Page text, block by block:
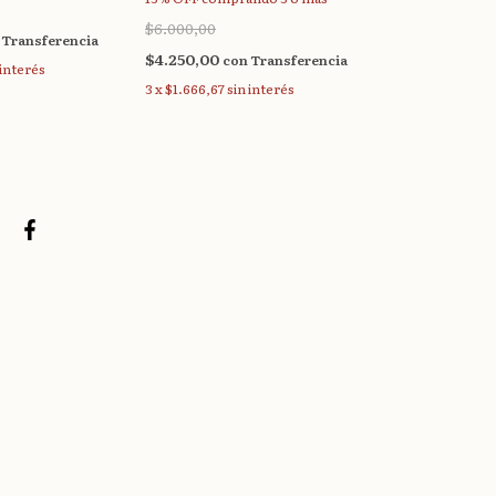
Transferencia
$6.000,00
$4.250,00 conTransferencia
3x$1.666,67sin interés